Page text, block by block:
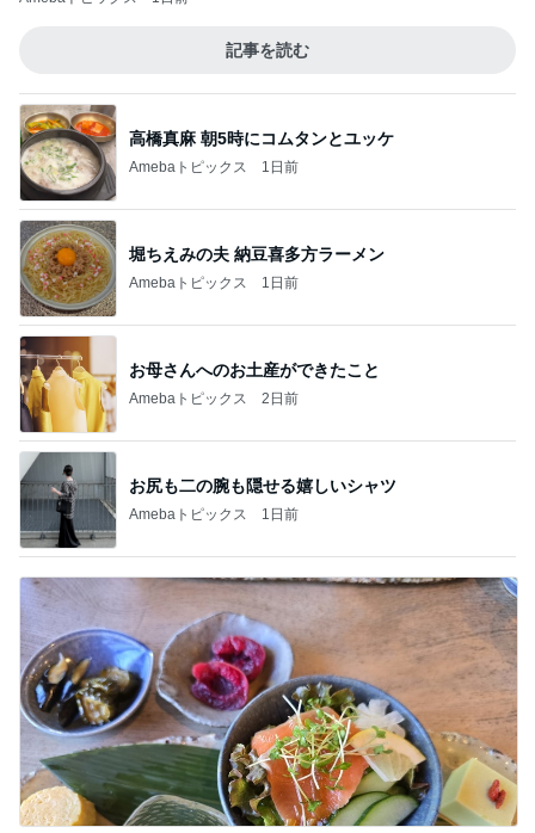
記事を読む
高橋真麻 朝5時にコムタンとユッケ
Amebaトピックス 1日前
堀ちえみの夫 納豆喜多方ラーメン
Amebaトピックス 1日前
お母さんへのお土産ができたこと
Amebaトピックス 2日前
お尻も二の腕も隠せる嬉しいシャツ
Amebaトピックス 1日前